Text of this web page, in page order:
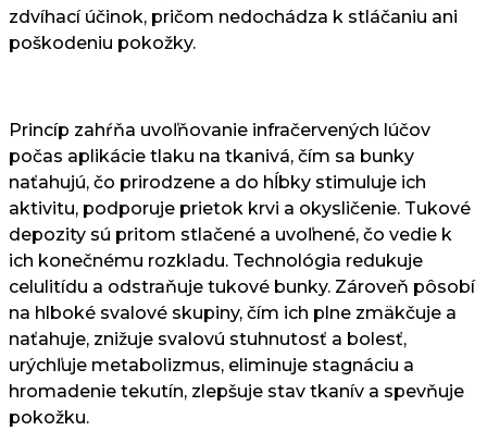
zdvíhací účinok, pričom nedochádza k stláčaniu ani
poškodeniu pokožky.
Princíp zahŕňa uvoľňovanie infračervených lúčov
počas aplikácie tlaku na tkanivá, čím sa bunky
naťahujú, čo prirodzene a do hĺbky stimuluje ich
aktivitu, podporuje prietok krvi a okysličenie. Tukové
depozity sú pritom stlačené a uvoľnené, čo vedie k
ich konečnému rozkladu. Technológia redukuje
celulitídu a odstraňuje tukové bunky. Zároveň pôsobí
na hlboké svalové skupiny, čím ich plne zmäkčuje a
naťahuje, znižuje svalovú stuhnutosť a bolesť,
urýchľuje metabolizmus, eliminuje stagnáciu a
hromadenie tekutín, zlepšuje stav tkanív a spevňuje
pokožku.